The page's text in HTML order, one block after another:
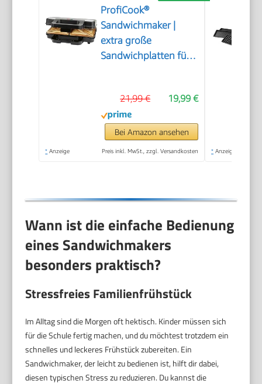
ProfiCook®
Sandwichmaker |
extra große
Sandwichplatten für
| kein Anbrennen |
Toaster
Sandwichtoaster |
Sandwich Maker |
19,99 €
21,99 €
Bei Amazon ansehen
* Anzeige Preis inkl. MwSt., zzgl. Versandkosten * Anzeige
Wann ist die einfache Bedienung
eines Sandwichmakers
besonders praktisch?
Stressfreies Familienfrühstück
Im Alltag sind die Morgen oft hektisch. Kinder müssen sich
für die Schule fertig machen, und du möchtest trotzdem ein
schnelles und leckeres Frühstück zubereiten. Ein
Sandwichmaker, der leicht zu bedienen ist, hilft dir dabei,
diesen typischen Stress zu reduzieren. Du kannst die